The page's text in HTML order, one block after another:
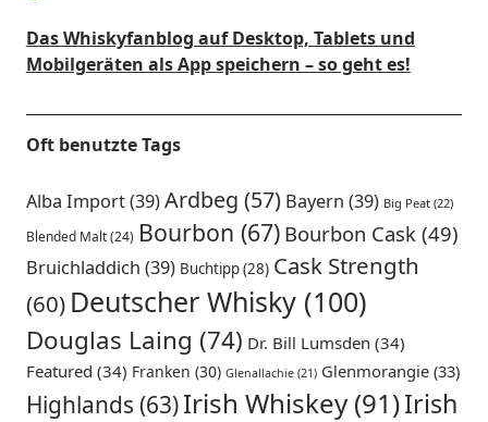
Das Whiskyfanblog auf Desktop, Tablets und
Mobilgeräten als App speichern – so geht es!
Oft benutzte Tags
Alba Import(39)Ardbeg (57) Bayern (39) Big Peat(22)
Blended Malt(24) Bourbon (67) Bourbon Cask(49)
Bruichladdich (39) Buchtipp(28) Cask Strength
(60) Deutscher Whisky(100)
Douglas Laing (74) Dr. Bill Lumsden (34)
Featured (34) Franken (30) Glenallachie(21) Glenmorangie(33)
Highlands (63)Irish Whiskey(91)Irish